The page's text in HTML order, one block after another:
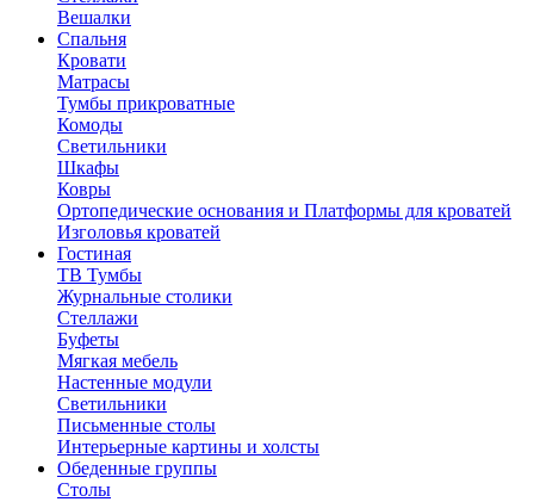
Вешалки
Cпальня
Кровати
Матрасы
Тумбы прикроватные
Комоды
Светильники
Шкафы
Ковры
Ортопедические основания и Платформы для кроватей
Изголовья кроватей
Гостиная
ТВ Тумбы
Журнальные столики
Стеллажи
Буфеты
Мягкая мебель
Настенные модули
Светильники
Письменные столы
Интерьерные картины и холсты
Обеденные группы
Столы